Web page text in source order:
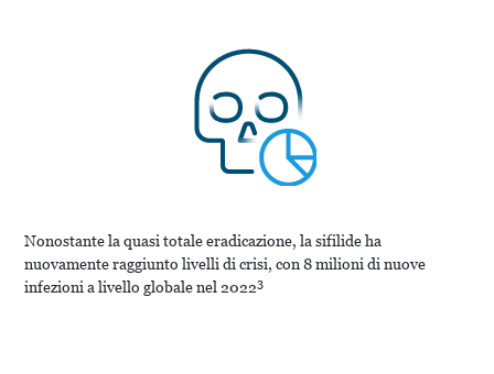
Nonostante la quasi totale eradicazione, la sifilide ha
nuovamente raggiunto livelli di crisi, con 8 milioni di nuove
infezioni a livello globale nel 20223